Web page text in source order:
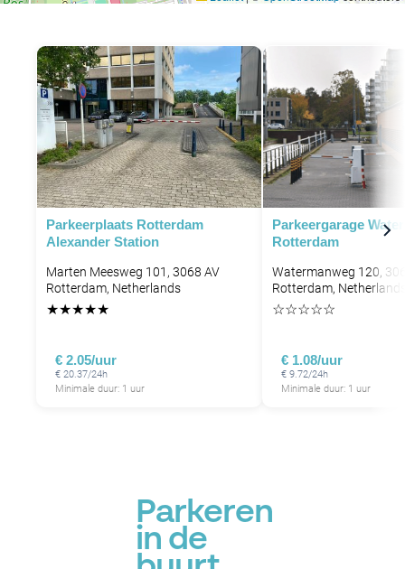
Parkeerplaats Rotterdam
Alexander​ Station
Marten Meesweg 101, 3068 AV
Rotterdam, Netherlands
★★★★★
€ 2.05/uur
€ 20.37/24h
Minimale duur: 1 uur
Parkeergarage
Rotterdam
Watermanweg 120,
Rotterdam,
☆☆☆☆☆
€ 1.08/uur
€ 9.72/24h
Minimale duur: 1 uur
Parkeren
in de